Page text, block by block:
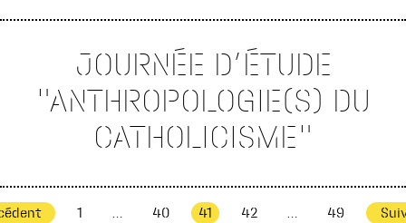
JOURNÉE D’ÉTUDE
"ANTHROPOLOGIE(S) DU
CATHOLICISME"
Navigation 1 … 40 41 42 … 49